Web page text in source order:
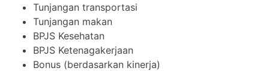
Tunjangan transportasi
Tunjangan makan
BPJS Kesehatan
BPJS Ketenagakerjaan
Bonus (berdasarkan kinerja)